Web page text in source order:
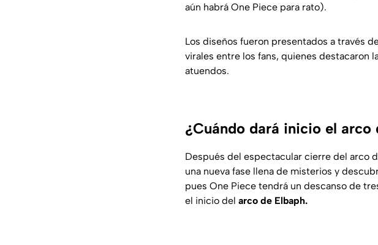
aún habrá One Piece para rato).
Los diseños fueron presentados a través
virales entre los fans, quienes destacaron
atuendos.
¿Cuándo dará inicio el arco
Después del espectacular cierre del arco
una nueva fase llena de misterios y
pues One Piece tendrá un descanso de
el inicio del arco de Elbaph.